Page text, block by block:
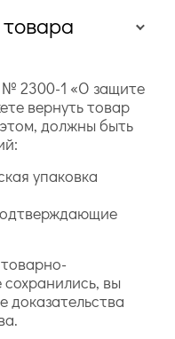
№ 2300-1 «О защите
вернуть товар
должны быть
упаковка
вы
доказательства